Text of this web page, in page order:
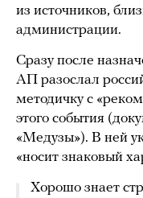
из источников,
администрации.
Сразу после
АП разослал
методичку с
этого события
«Медузы»). В ней
«носит знаковый
Хорошо знает